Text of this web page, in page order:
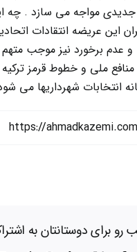
جدیدی مواجه می سازد . چه
این عریضه انتقادات
عدم برخورد نیز موجب
منافع ملی و خطوط قرمز
انتخابات شهرداریها می
رو برای دوستانتان به